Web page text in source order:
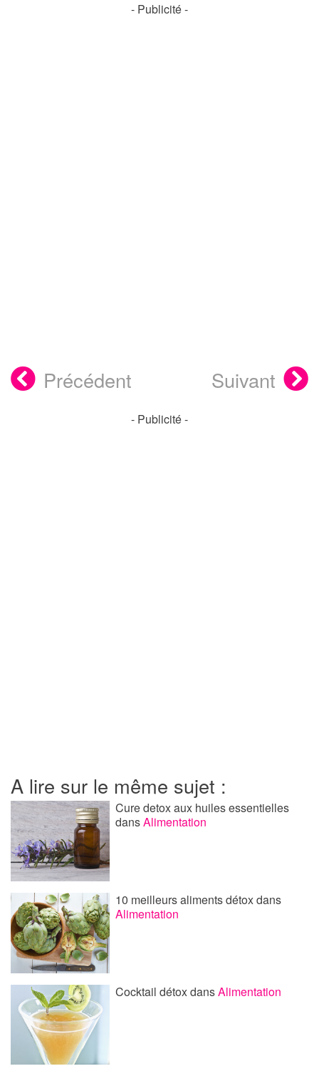
- Publicité -
Précédent Suivant
- Publicité -
A lire sur le même sujet :
Cure detox aux huiles essentielles
dansAlimentation
10 meilleurs aliments détoxdans
Alimentation
Cocktail détoxdansAlimentation